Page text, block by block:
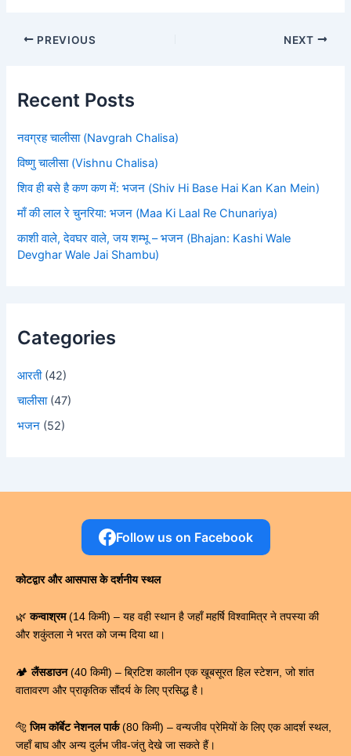
PREVIOUS NEXT
Recent Posts
नवग्रह चालीसा (Navgrah Chalisa)
विष्णु चालीसा (Vishnu Chalisa)
शिव ही बसे है कण कण में: भजन (Shiv Hi Base Hai Kan Kan Mein)
माँ की लाल रे चुनरिया: भजन (Maa Ki Laal Re Chunariya)
काशी वाले, देवघर वाले, जय शम्भू – भजन (Bhajan: Kashi Wale
Devghar Wale Jai Shambu)
Categories
आरती(42)
चालीसा(47)
भजन (52)
Follow us on Facebook
कोटद्वार और आसपास के दर्शनीय स्थल
🌿कन्वाश्रम(14 किमी) – यह वही स्थान है जहाँ महर्षि विश्वामित्र ने तपस्या की
और शकुंतला ने भरत को जन्म दिया था।
🏕️लैंसडाउन(40 किमी) – ब्रिटिश कालीन एक खूबसूरत हिल स्टेशन, जो शांत
वातावरण और प्राकृतिक सौंदर्य के लिए प्रसिद्ध है।
🐅जिम कॉर्बेट नेशनल पार्क(80 किमी) – वन्यजीव प्रेमियों के लिए एक आदर्श स्थल,
जहाँ बाघ और अन्य दुर्लभ जीव-जंतु देखे जा सकते हैं।